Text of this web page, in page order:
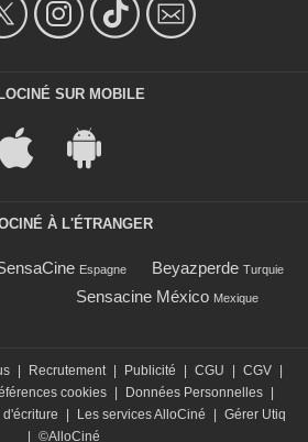
SUR MOBILE
À L'ÉTRANGER
Espagne Beyazperde Turquie
Sensacine México Mexique
Recrutement Publicité CGU CGV
cookies Données Personnelles
Les services AlloCiné
Gérer Utiq
©AlloCiné